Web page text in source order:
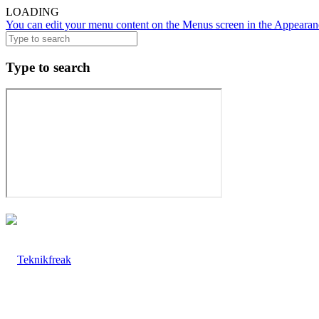
LOADING
You can edit your menu content on the Menus screen in the
Type to search